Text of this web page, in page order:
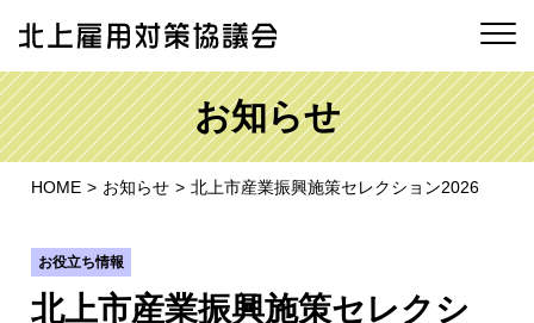
お知らせ
HOME お知らせ 北上市産業振興施策セレクション2026
お役立ち情報
北上市産業振興施策セレクシ